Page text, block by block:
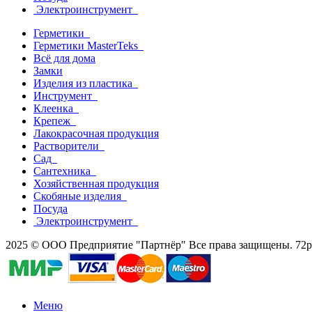
Электроинструмент
Герметики
Герметики MasterTeks
Всё для дома
Замки
Изделия из пластика
Инструмент
Клеенка
Крепеж
Лакокрасочная продукция
Растворители
Сад
Сантехника
Хозяйственная продукция
Скобяные изделия
Посуда
Электроинструмент
2025 © ООО Предприятие "Партнёр" Все права защищены.
Меню